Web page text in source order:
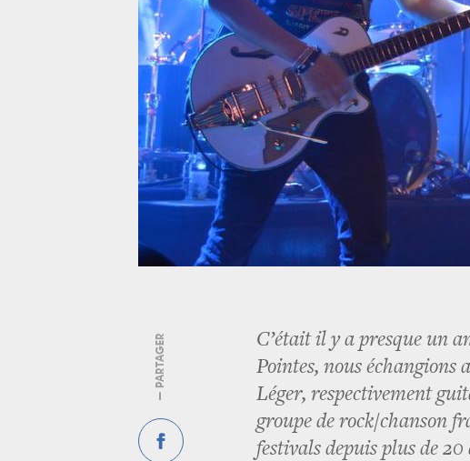
— PARTAGER
C’était il y a presque un
Pointes, nous
Léger, respectivement
groupe de rock/chanson
festivals depuis plus de